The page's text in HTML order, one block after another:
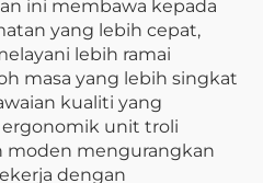
ini membawa kepada
yang lebih cepat,
lebih ramai
masa yang lebih singkat
kualiti yang
unit troli
moden mengurangkan
dengan